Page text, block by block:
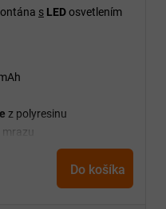
s LEDosvetlením
z polyresinu
Do košíka